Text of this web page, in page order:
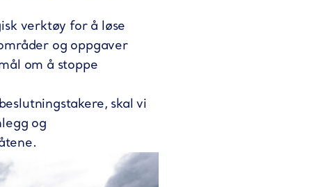
verktøy for å løse
og oppgaver
om å stoppe
skal vi
og